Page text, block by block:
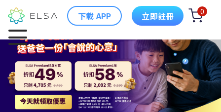
下載 APP 立即註冊 0